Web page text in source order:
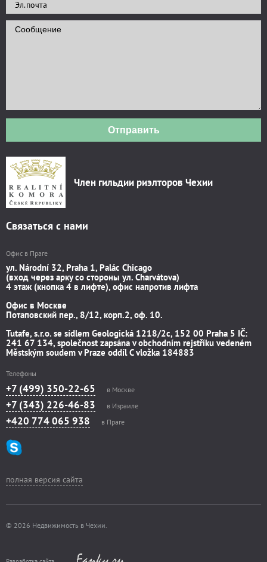
Отправить
Член гильдии риэлторов Чехии
Связаться с нами
Офис в Праге
ул. Národní 32, Praha 1, Palác Chicago
(вход через арку со стороны ул. Charvátova)
4 этаж (кнопка 4 в лифте), офис напротив лифта
Офис в Москве
Потаповский пер., 8/12, корп.2, оф. 10.
Tutafe, s.r.o. se sídlem Geologická 1218/2c, 152 00 Praha 5 IČ:
241 67 134, společnost zapsána v obchodním rejstříku vedeném
Městským soudem v Praze oddíl C vložka 184883
Телефоны
+7 (499) 350-22-65 в Москве
+7 (343) 226-46-83 в Израиле
+420 774 065 938 в Праге
полная версия сайта
© 2026 Недвижимость в Чехии.